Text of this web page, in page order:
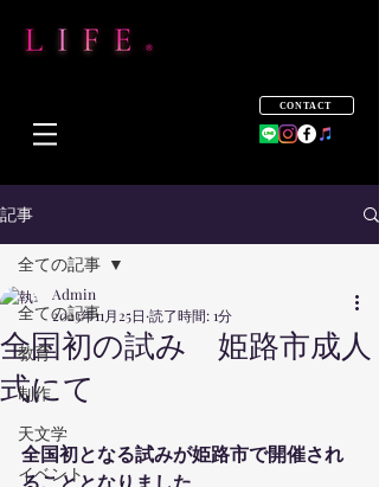
CONTACT
記事
全ての記事
教育
制作
天文学
イベント
全ての記事
全国初の試み 姫路市成人
式にて
Admin
2023年11月25日 読了時間: 1分
全国初となる試みが姫路市で開催され
ることとなりました